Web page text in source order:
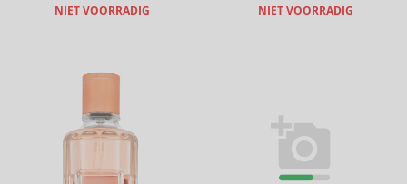
NIET VOORRADIG NIET VOORRADIG